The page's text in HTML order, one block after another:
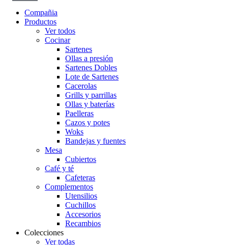
Compañia
Productos
Ver todos
Cocinar
Sartenes
Ollas a presión
Sartenes Dobles
Lote de Sartenes
Cacerolas
Grills y parrillas
Ollas y baterías
Paelleras
Cazos y potes
Woks
Bandejas y fuentes
Mesa
Cubiertos
Café y té
Cafeteras
Complementos
Utensilios
Cuchillos
Accesorios
Recambios
Colecciones
Ver todas